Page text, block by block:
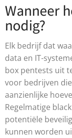
Wanneer
nodig?
Elk bedrijf dat
data en IT-
box pentests uit
voor bedrijven
aanzienlijke
Regelmatige
potentiële
kunnen worden